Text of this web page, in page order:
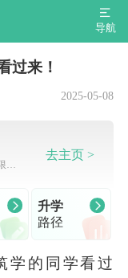
导航
过来！
2025-05-08
：
去主页 >
升学
路径
的同学看过